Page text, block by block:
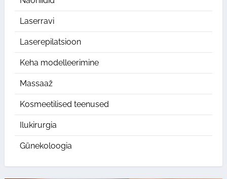
Laserravi
Laserepilatsioon
Keha modelleerimine
Massaaž
Kosmeetilised teenused
Ilukirurgia
Günekoloogia